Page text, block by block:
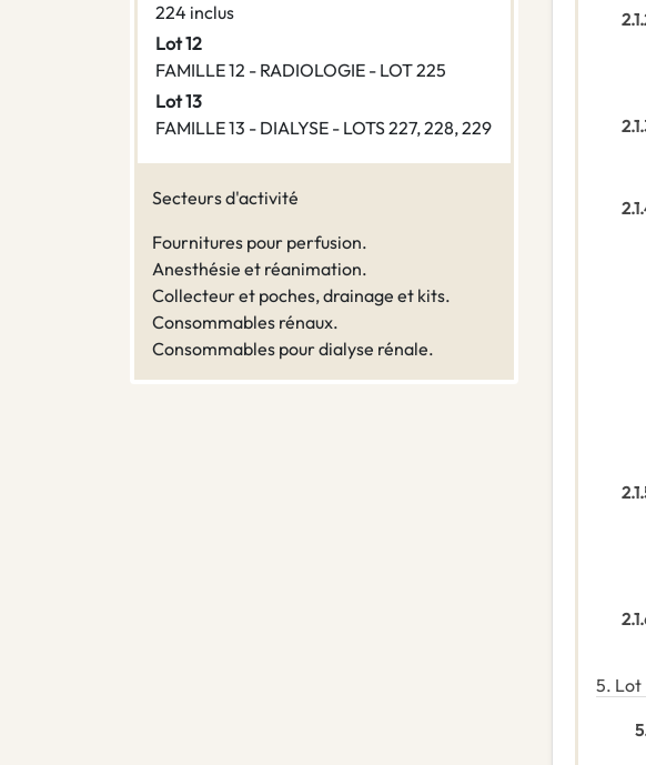
224 inclus
Lot 12
FAMILLE 12 - RADIOLOGIE - LOT 225
Lot 13
FAMILLE 13 - DIALYSE - LOTS 227, 228, 229
Secteurs d'activité
Fournitures pour perfusion.
Anesthésie et réanimation.
Collecteur et poches, drainage et kits.
Consommables rénaux.
Consommables pour dialyse rénale.
5. Lot